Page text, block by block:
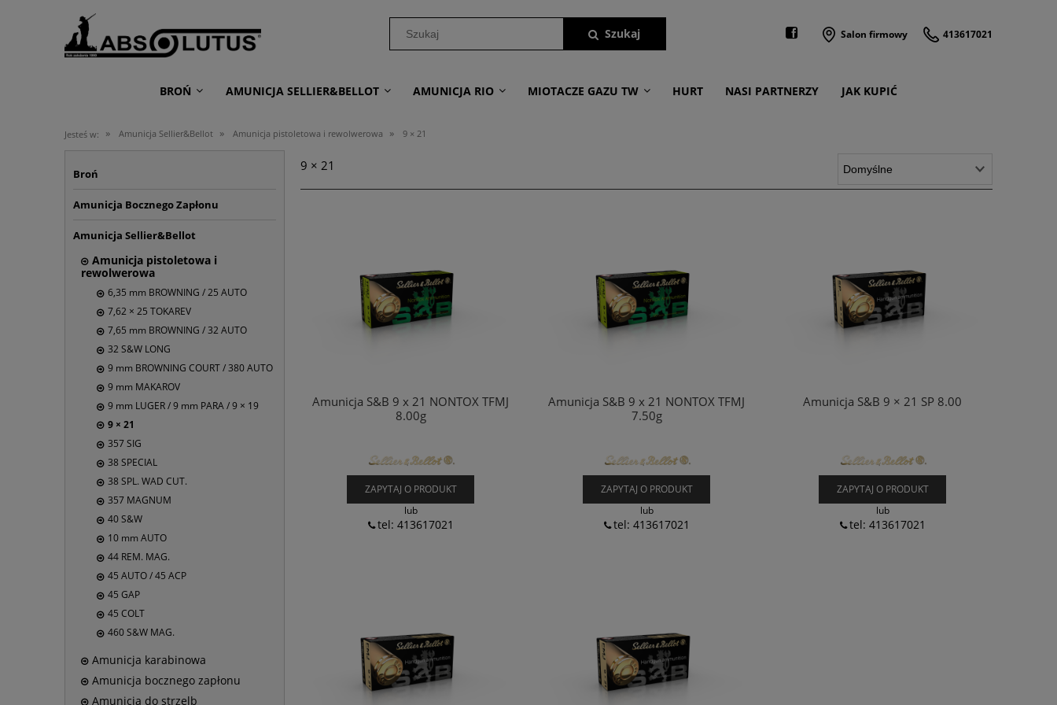
Salon firmowy 413617021
BROŃ AMUNICJA SELLIER&BELLOT AMUNICJA RIO MIOTACZE GAZU TW HURT NASI PARTNERZY JAK KUPIĆ
Jesteś w: » Amunicja Sellier&Bellot » Amunicja pistoletowa i rewolwerowa » 9 × 21
Broń
Amunicja Bocznego Zapłonu
Amunicja Sellier&Bellot
Amunicja pistoletowa i
rewolwerowa
6,35 mm BROWNING / 25 AUTO
7,62 × 25 TOKAREV
7,65 mm BROWNING / 32 AUTO
32 S&W LONG
9 mm BROWNING COURT / 380 AUTO
9 mm MAKAROV
9 mm LUGER / 9 mm PARA / 9 × 19
9 × 21
357 SIG
38 SPECIAL
38 SPL. WAD CUT.
357 MAGNUM
40 S&W
10 mm AUTO
44 REM. MAG.
45 AUTO / 45 ACP
45 GAP
45 COLT
460 S&W MAG.
Amunicja karabinowa
Amunicja bocznego zapłonu
Amunicja do strzelb
9 × 21
Amunicja S&B 9 x 21 NONTOX TFMJ
8.00g
ZAPYTAJ O PRODUKT
lub
tel: 413617021
Amunicja S&B 9 x 21 NONTOX TFMJ
7.50g
ZAPYTAJ O PRODUKT
lub
tel: 413617021
Amunicja S&B 9 × 21 SP 8.00
ZAPYTAJ O PRODUKT
lub
tel: 413617021